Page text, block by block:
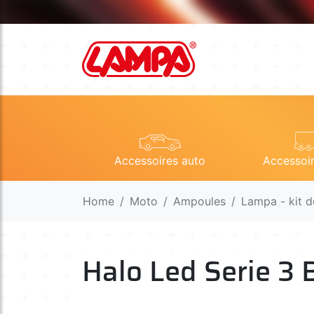
Accessoires auto
Home Moto Ampoules Lampa - kit
Halo Led Serie 3